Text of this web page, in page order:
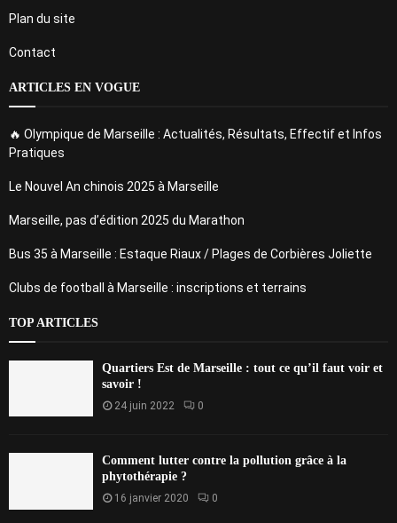
Plan du site
Contact
ARTICLES EN VOGUE
🔥 Olympique de Marseille : Actualités, Résultats, Effectif et Infos
Pratiques
Le Nouvel An chinois 2025 à Marseille
Marseille, pas d’édition 2025 du Marathon
Bus 35 à Marseille : Estaque Riaux / Plages de Corbières Joliette
Clubs de football à Marseille : inscriptions et terrains
TOP ARTICLES
Quartiers Est de Marseille : tout ce qu’il faut voir et
savoir !
24 juin 2022 0
Comment lutter contre la pollution grâce à la
phytothérapie ?
16 janvier 2020 0